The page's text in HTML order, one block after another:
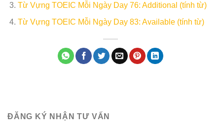
Từ Vựng TOEIC Mỗi Ngày Day 76: Additional (tính từ)
Từ Vựng TOEIC Mỗi Ngày Day 83: Available (tính từ)
ĐĂNG KÝ NHẬN TƯ VẤN